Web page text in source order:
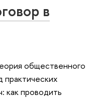
в
общественного
практических
как проводить